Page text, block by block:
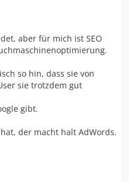
aber für mich ist SEO
so hin, dass sie von
sie trotzdem gut
gibt.
der macht halt AdWords.